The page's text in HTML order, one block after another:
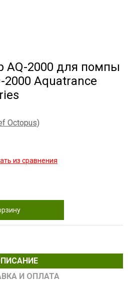
AQ-2000 для помпы
2000 Aquatrance
Octopus)
из сравнения
И ОПЛАТА